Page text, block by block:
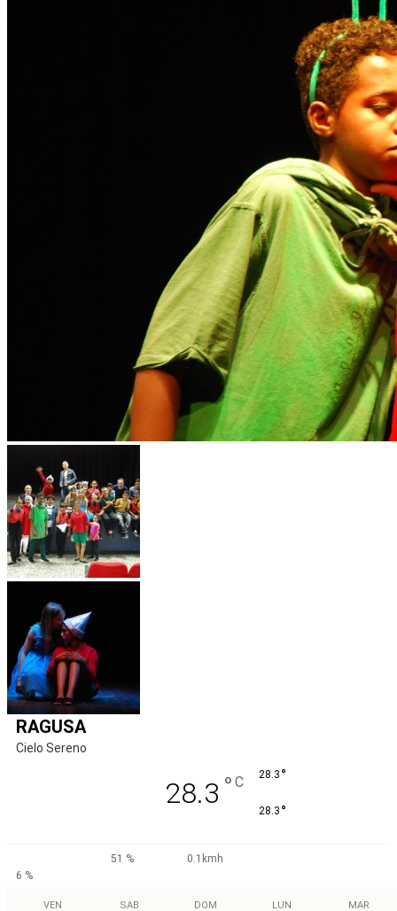
RAGUSA
Cielo Sereno
28.3 ° C 28.3 °
28.3 °
51 %
0.1kmh
6 %
VEN SAB DOM LUN MAR